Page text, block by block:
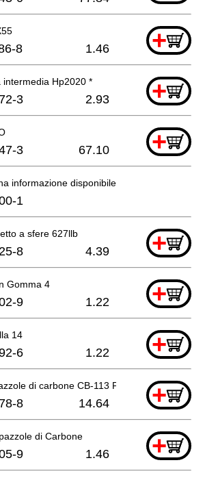
+
8 1.46
intermedia Hp2020 * +
3 2.93
+
3 67.10
informazione disponibile, non ordinabile
1
a sfere 627llb +
8 4.39
Gomma 4 +
9 1.22
14 +
6 1.22
di carbone CB-113 P +
8 14.64
di Carbone +
9 1.46